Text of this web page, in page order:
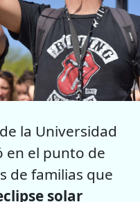
la Universidad
en el punto de
de familias que
solar